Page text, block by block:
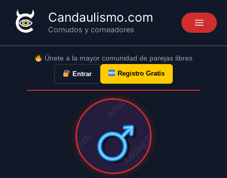
contenido
Candaulismo.com
Cornudos y corneadores
Únete a la mayor comunidad de parejas libres
Entrar Registro Gratis